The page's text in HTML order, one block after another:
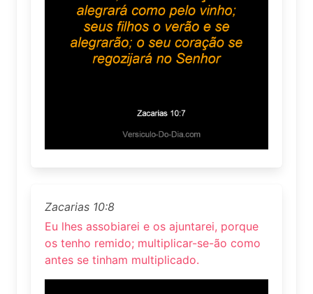
Zacarias 10:8
Eu lhes assobiarei e os ajuntarei, porque
os tenho remido; multiplicar-se-ão como
antes se tinham multiplicado.